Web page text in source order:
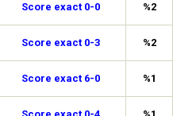
Score exact 0-0 %2
Score exact 0-3 %2
Score exact 6-0 %1